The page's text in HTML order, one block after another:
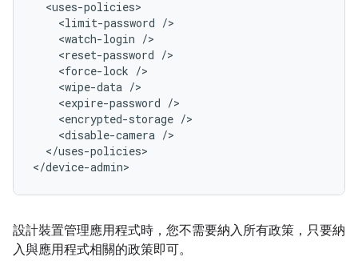
<limit-password
<watch-login
<reset-password
<force-lock
<wipe-data
<expire-password
<encrypted-storage
<disable-camera
</uses-policies>
</device-admin>
設計裝置管理應用程式時，您不需要納入所有政策，只要納
入與應用程式相關的政策即可。